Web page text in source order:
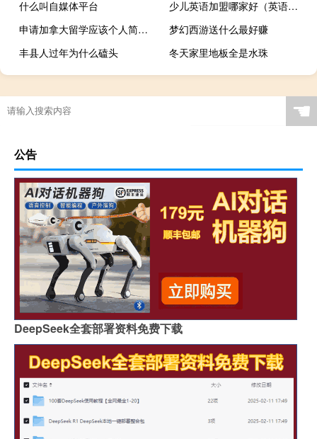
什么叫自媒体平台
少儿英语加盟哪家好（英语加盟哪家好）
申请加拿大留学应该个人简历应该怎么写
梦幻西游送什么最好赚
丰县人过年为什么磕头
冬天家里地板全是水珠
甲状腺有结节缩小是什么原因引起的
☚
公告
DeepSeek全套部署资料免费下载